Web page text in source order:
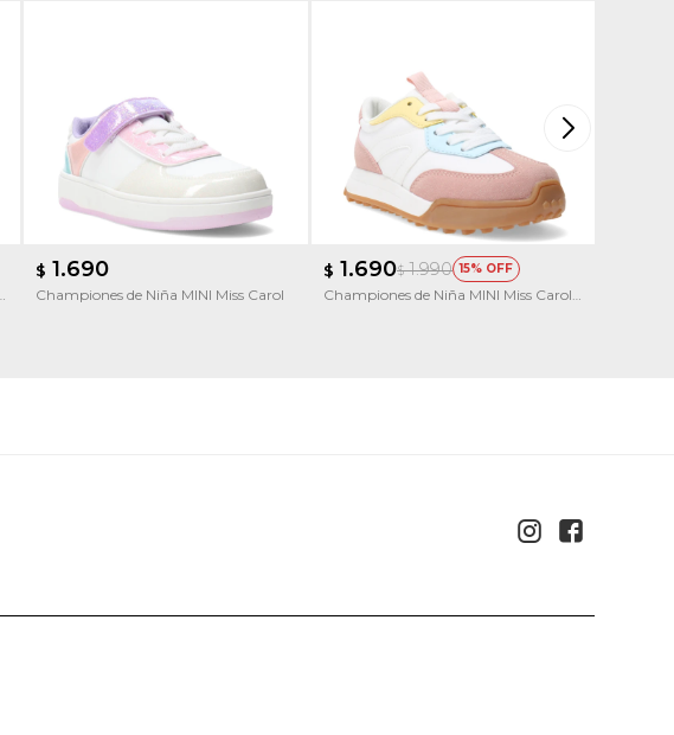
$ 1.690
Championes de Niña MINI Miss Carol
$ 1.690$ 1.990 15
Championes de Niña MINI Miss Carol
 